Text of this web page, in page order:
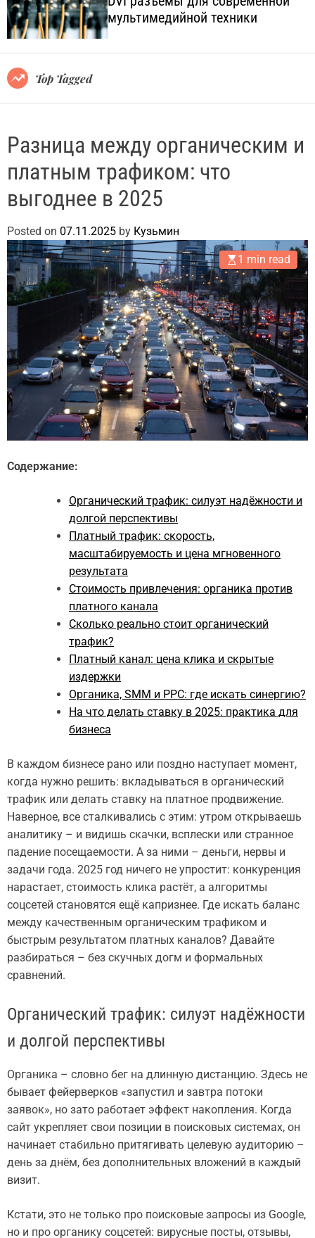
l
.
c
o
m
o
l
e
мультимедийной техники
Top Tagged
Разница между органическим и
платным трафиком: что
выгоднее в 2025
Posted on 07.11.2025 by Кузьмин
1 min read
Содержание:
Органический трафик: силуэт надёжности и
долгой перспективы
Платный трафик: скорость,
масштабируемость и цена мгновенного
результата
Стоимость привлечения: органика против
платного канала
Сколько реально стоит органический
трафик?
Платный канал: цена клика и скрытые
издержки
Органика, SMM и PPC: где искать синергию?
На что делать ставку в 2025: практика для
бизнеса
В каждом бизнесе рано или поздно наступает момент,
когда нужно решить: вкладываться в органический
трафик или делать ставку на платное продвижение.
Наверное, все сталкивались с этим: утром открываешь
аналитику – и видишь скачки, всплески или странное
падение посещаемости. А за ними – деньги, нервы и
задачи года. 2025 год ничего не упростит: конкуренция
нарастает, стоимость клика растёт, а алгоритмы
соцсетей становятся ещё капризнее. Где искать баланс
между качественным органическим трафиком и
быстрым результатом платных каналов? Давайте
разбираться – без скучных догм и формальных
сравнений.
Органический трафик: силуэт надёжности
и долгой перспективы
Органика – словно бег на длинную дистанцию. Здесь не
бывает фейерверков «запустил и завтра потоки
заявок», но зато работает эффект накопления. Когда
сайт укрепляет свои позиции в поисковых системах, он
начинает стабильно притягивать целевую аудиторию –
день за днём, без дополнительных вложений в каждый
визит.
Кстати, это не только про поисковые запросы из Google,
но и про органику соцсетей: вирусные посты, отзывы,